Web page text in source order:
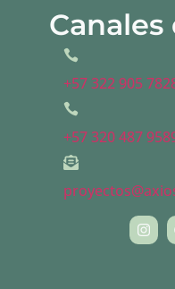
+57 322 905
+57 320 487